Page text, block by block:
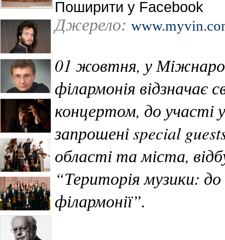
Поширити у Facebook
Джерело:
01 жовтня, у
філармонія відзначає
концертом, до участі
запрошені special
області та міста,
“Територія музики: до
філармонії”.